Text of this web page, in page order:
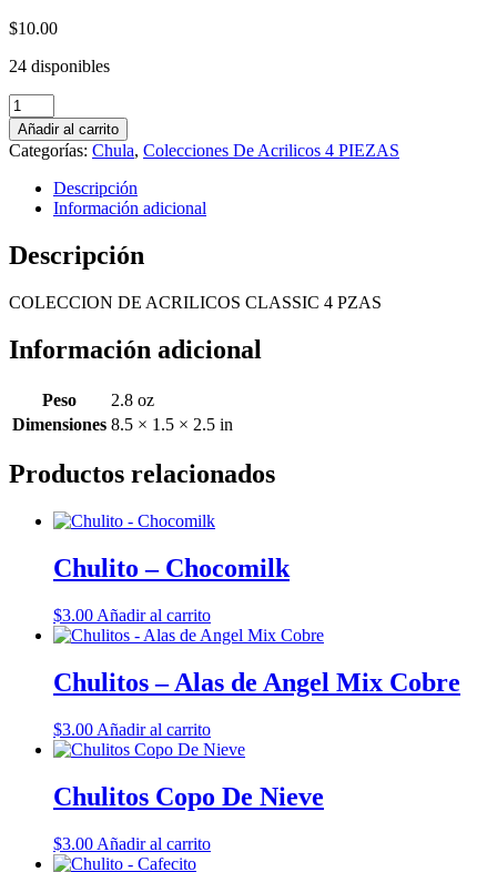
$10.00
24 disponibles
COLECCION
DE
ACRILICOS
CLASSIC
PZAS
cantidad
Añadir al carrito
Categorías: Chula, Colecciones De Acrilicos 4 PIEZAS
Descripción
Información adicional
Descripción
COLECCION DE ACRILICOS CLASSIC 4 PZAS
Información adicional
Peso
2.8 oz
Dimensiones 8.5 × 1.5 × 2.5 in
Productos relacionados
Chulito – Chocomilk
$3.00 Añadir al carrito
Chulitos – Alas de Angel Mix Cobre
$3.00 Añadir al carrito
Chulitos Copo De Nieve
$3.00 Añadir al carrito